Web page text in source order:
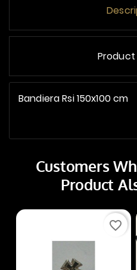
Bandiera Rsi 150x100 cm
Customers
Product
favorite_border